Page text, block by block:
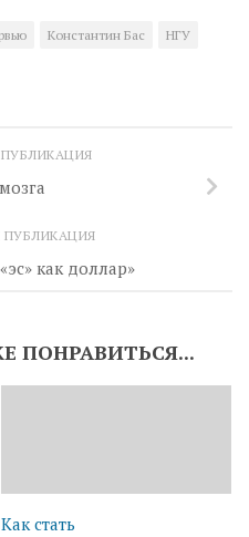
Константин Бас
НГУ
как доллар»
ПОНРАВИТЬСЯ...
Как стать